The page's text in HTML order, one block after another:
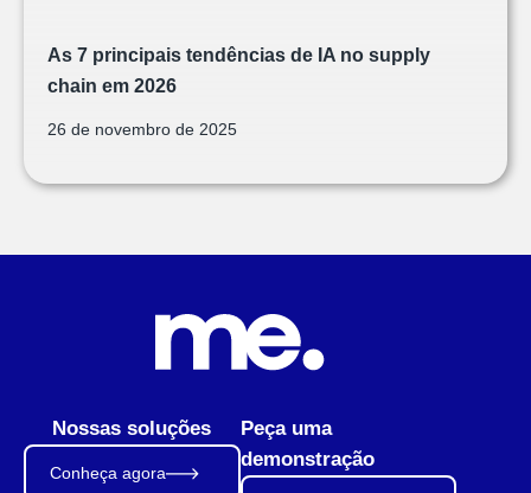
As 7 principais tendências de IA no supply
chain em 2026
26 de novembro de 2025
Nossas soluções
Conheça agora
Peça uma
demonstração